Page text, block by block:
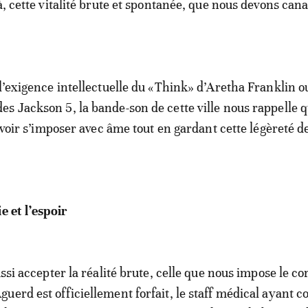
cette vitalité brute et spontanée, que nous devons
intellectuelle du «Think» d’Aretha Franklin
Jackson 5, la bande-son de cette ville nous rappelle
s’imposer avec âme tout en gardant cette légèreté
et l’espoir
accepter la réalité brute, celle que nous impose le
est officiellement forfait, le staff médical ayant